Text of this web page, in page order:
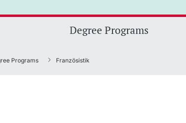
Degree Programs
Programs Französistik